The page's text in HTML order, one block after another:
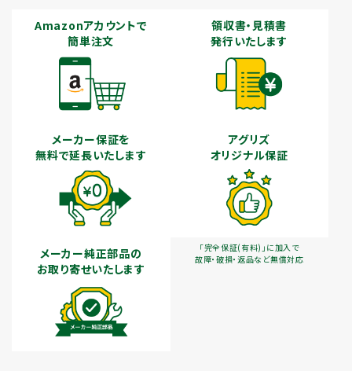
Amazonアカウントで
簡単注文
領収書・見積書
発行いたします
メーカー保証を
無料で延長いたします
アグリズ
オリジナル保証
「完全保証(有料)」に加入で
故障・破損・返品など無償対応
メーカー純正部品の
お取り寄せいたします